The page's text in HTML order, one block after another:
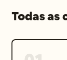
Todas as